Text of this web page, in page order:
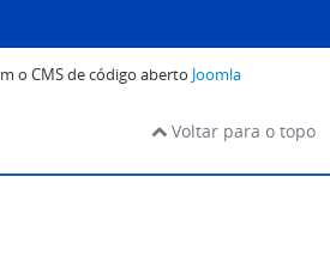
o CMS de código aberto Joomla
Voltar para o topo